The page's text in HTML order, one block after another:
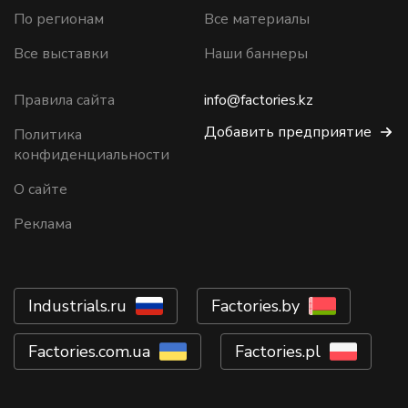
По регионам
Все выставки
Все материалы
Наши баннеры
Правила сайта
Политика
конфиденциальности
О сайте
Реклама
info@factories.kz
Добавить предприятие
Industrials.ru Factories.by
Factories.com.ua Factories.pl